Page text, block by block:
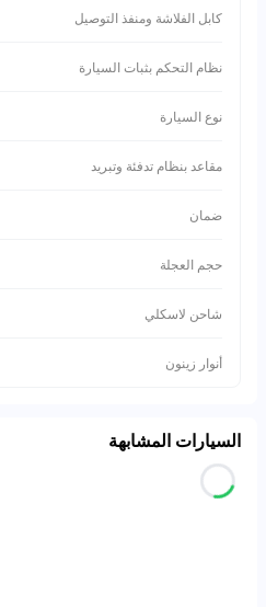
كابل الفلاشة ومنفذ التوصيل
نظام التحكم بثبات السيارة
نوع السيارة
مقاعد بنظام تدفئة وتبريد
ضمان
حجم العجلة
شاحن لاسكلي
أنوار زينون
السيارات المشابهة